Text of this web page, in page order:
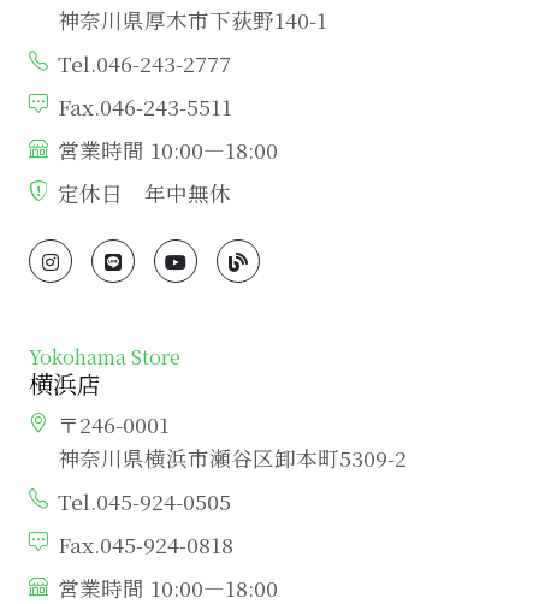
神奈川県厚木市下荻野140-1
Tel.046-243-2777
Fax.046-243-5511
営業時間 10:00―18:00
定休日 年中無休
Yokohama Store
横浜店
〒246-0001
神奈川県横浜市瀬谷区卸本町5309-2
Tel.045-924-0505
Fax.045-924-0818
営業時間 10:00―18:00